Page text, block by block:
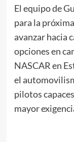
El equipo de
para la
avanzar hacia
opciones en
NASCAR en
el
pilotos
mayor